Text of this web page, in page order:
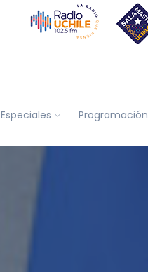
Especiales Programación